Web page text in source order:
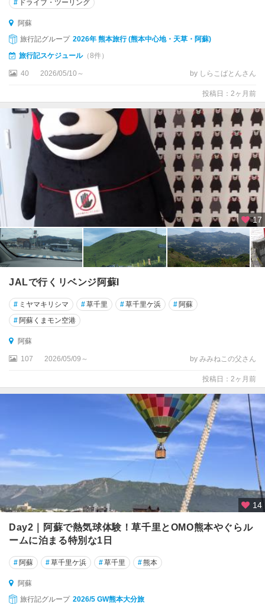
# ドライブ・ツーリング
阿蘇
旅行記グループ 2026年 熊本旅行 (熊本中心地・天草・阿蘇)
旅行記スケジュール（8件）
40 2026/05/10～ by しらこばとんさん
投稿日：2ヶ月前
17
JALで行くリベンジ阿蘇Ⅰ
# ミヤマキリシマ #草千里 #草千里ケ浜 # 阿蘇
# 阿蘇くまモン空港
阿蘇
107 2026/05/09～ by みみねこの父さん
投稿日：2ヶ月前
14
Day2｜阿蘇で熱気球体験！草千里とOMO熊本やぐらル
ームに泊まる特別な1日
# 阿蘇 #草千里ケ浜 #草千里 #熊本
阿蘇
旅行記グループ 2026/5 GW熊本大分旅